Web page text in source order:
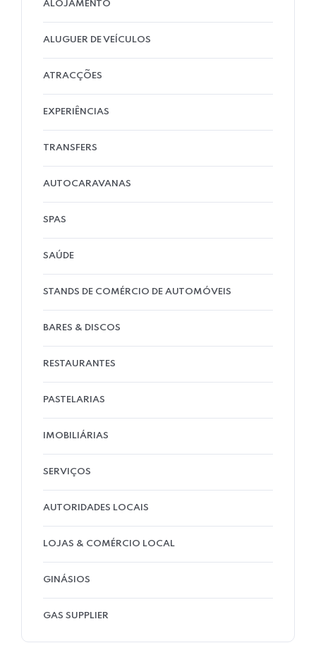
ALOJAMENTO
ALUGUER DE VEÍCULOS
ATRACÇÕES
EXPERIÊNCIAS
TRANSFERS
AUTOCARAVANAS
SPAS
SAÚDE
STANDS DE COMÉRCIO DE AUTOMÓVEIS
BARES & DISCOS
RESTAURANTES
PASTELARIAS
IMOBILIÁRIAS
SERVIÇOS
AUTORIDADES LOCAIS
LOJAS & COMÉRCIO LOCAL
GINÁSIOS
GAS SUPPLIER